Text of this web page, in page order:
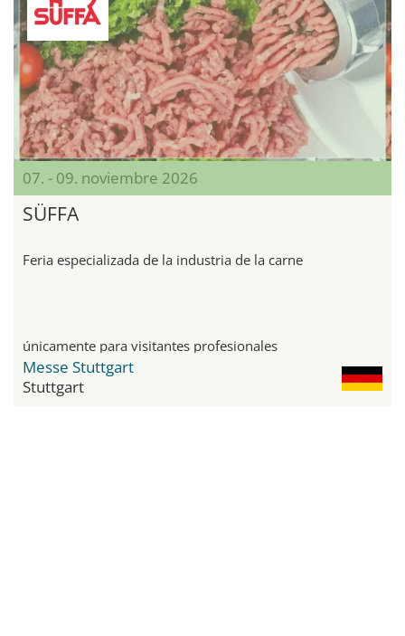
07. - 09. noviembre 2026
SÜFFA
Feria especializada de la industria de la carne
únicamente para visitantes profesionales
Messe Stuttgart
Stuttgart